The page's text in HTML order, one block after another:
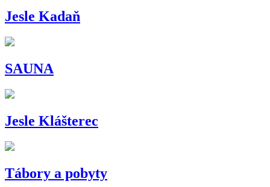
Jesle Kadaň
SAUNA
Jesle Klášterec
Tábory a pobyty